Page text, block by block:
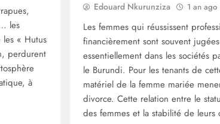
les
les « Hutus
perdurent
à
Edouard Nkurunziza 1 an ago
Les femmes qui réussissent
financièrement sont souvent
essentiellement dans les sociétés
le Burundi. Pour les tenants de
matériel de la femme mariée
divorce. Cette relation entre le
des femmes et la stabilité de leurs